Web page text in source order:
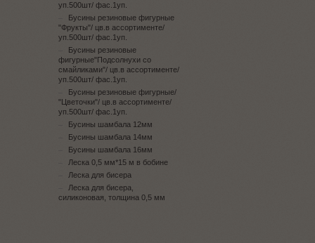
уп.500шт/ фас.1уп.
Бусины резиновые фигурные
"Фрукты"/ цв.в ассортименте/
уп.500шт/ фас.1уп.
Бусины резиновые
фигурные"Подсолнухи со
смайликами"/ цв.в ассортименте/
уп.500шт/ фас.1уп.
Бусины резиновые фигурные/
"Цветочки"/ цв.в ассортименте/
уп.500шт/ фас.1уп.
Бусины шамбала 12мм
Бусины шамбала 14мм
Бусины шамбала 16мм
Леска 0,5 мм*15 м в бобине
Леска для бисера
Леска для бисера,
силиконовая, толщина 0,5 мм